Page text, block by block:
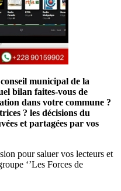
municipal de la
bilan faites-vous de
dans votre commune ?
? les décisions du
et partagées par vos
pour saluer vos lecteurs et
‘’Les Forces de